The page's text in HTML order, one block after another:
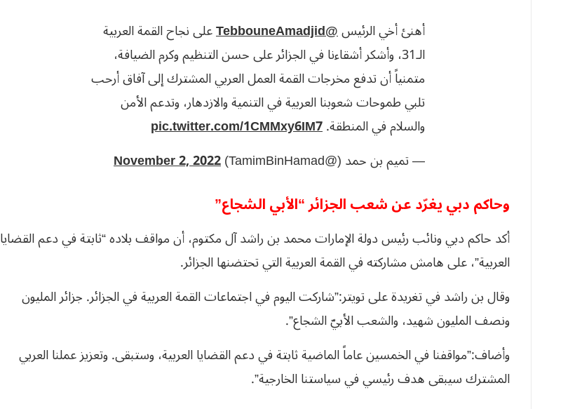
أهنئ أخي الرئيس@TebbouneAmadjid
على نجاح القمة العربية
الـ31، وأشكر أشقاءنا في الجزائر على حسن التنظيم وكرم الضيافة،
متمنياً أن تدفع مخرجات القمة العمل العربي المشترك إلى آفاق أرحب
تلبي طموحات شعوبنا العربية في التنمية والازدهار، وتدعم الأمن
والسلام في المنطقة.pic.twitter.com/1CMMxy6IM7
— تميم بن حمد (@TamimBinHamad)
November 2, 2022
وحاكم دبي يغرّد عن شعب الجزائر “الأبي الشجاع”
أكد حاكم دبي ونائب رئيس دولة الإمارات محمد بن راشد آل مكتوم، أن مواقف بلاده “ثابتة في دعم القضايا
العربية”، على هامش مشاركته في القمة العربية التي تحتضنها الجزائر.
وقال بن راشد في تغريدة على تويتر:”شاركت اليوم في اجتماعات القمة العربية في الجزائر. جزائر المليون
ونصف المليون شهيد، والشعب الأبيّ الشجاع”.
وأضاف:”مواقفنا في الخمسين عاماً الماضية ثابتة في دعم القضايا العربية، وستبقى. وتعزيز عملنا العربي
المشترك سيبقى هدف رئيسي في سياستنا الخارجية”.